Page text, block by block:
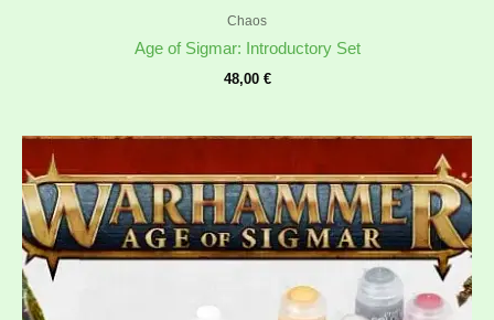
Chaos
Age of Sigmar: Introductory Set
48,00 €